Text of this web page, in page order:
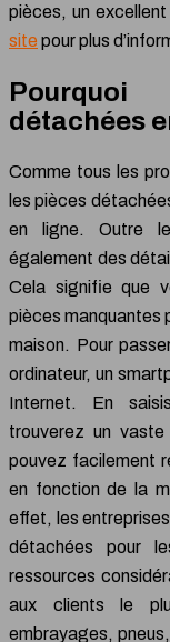
pièces, un
site pour plus
détachées
Comme tous les
les pièces
en ligne. Outre
également des
Cela signifie que
pièces manquantes
maison. Pour
ordinateur, un
Internet. En
trouverez un
pouvez facilement
en fonction de la
effet, les
détachées pour
ressources
aux clients le
embrayages,